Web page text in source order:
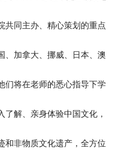
共同主办、精心策划的重点
、加拿大、挪威、日本、澳
们将在老师的悉心指导下学
解、亲身体验中国文化，
和非物质文化遗产，全方位